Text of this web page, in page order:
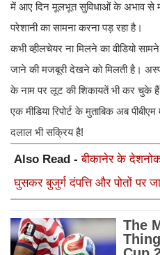
में आए दिन मूलभूत सुविधाओं के अभाव से
परेशानी का सामना करना पड़ रहा है।
कभी व्हीलचेयर ना मिलने का वीडियो
जाने की मजबूरी देखने को मिलती है।
के नाम पर लूट की शिकायतें भी कर चुके
एक मीडिया रिपोर्ट के मुताबिक अब
दलाल भी सक्रिय है!
Also Read -बीकानेर के
घुसकर बुजुर्ग दंपत्ति और पोतों पर